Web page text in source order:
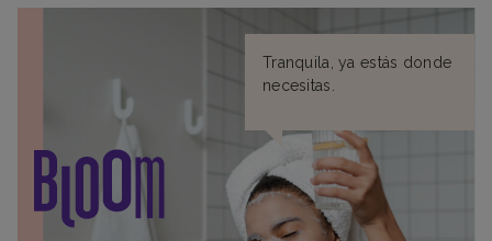
Tranquila, ya estás donde
necesitas.